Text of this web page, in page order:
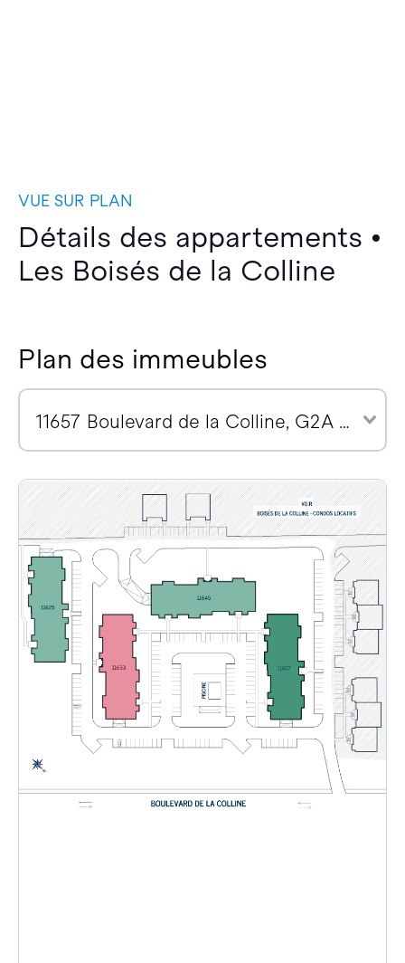
VUE SUR PLAN
Détails des appartements •
Les Boisés de la Colline
Plan des immeubles
11657 Boulevard de la Colline, G2A 2E1 (2)